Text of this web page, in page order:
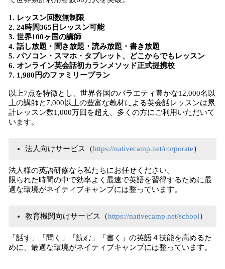
1. レッスン回数無制限
2. 24時間365日レッスン可能
3. 世界100ヶ国の講師
4. 話し放題・聞き放題・読み放題・書き放題
5. パソコン・スマホ・タブレット、どこからでもレッスン
6. オンライン英会話初カランメソッド正式提携校
7. 1,980円のファミリープラン
以上7点を特徴とし、世界各国のバラエティ豊かな12,000名以
上の講師と7,000以上の豊富な教材による英会話レッスンは累
計レッスン数1,000万回を超え、多くの方にご利用いただいて
います。
法人向けサービス（https://nativecamp.net/corporate）
法人様の英語研修なら私たちにお任せください。
限られた時間の中で効率よく最速で英語を習得するために最
適な環境がネイティブキャンプには整っています。
教育機関向けサービス（https://nativecamp.net/school）
「話す」「聞く」「読む」「書く」の英語４技能を高めるた
めに、最適な環境がネイティブキャンプには整っています。